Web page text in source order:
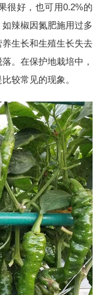
很好，也可用0.2%的
辣椒因氮肥施用过多
生长和生殖生长失去
。在保护地栽培中，
较常见的现象。